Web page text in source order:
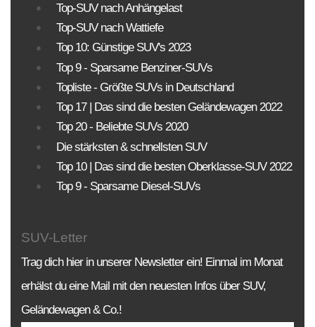
Top-SUV nach Anhängelast
Top-SUV nach Wattiefe
Top 10: Günstige SUV's 2023
Top 9 - Sparsame Benziner-SUVs
Topliste - Größte SUVs in Deutschland
Top 17 | Das sind die besten Geländewagen 2022
Top 20 - Beliebte SUVs 2020
Die stärksten & schnellsten SUV
Top 10 | Das sind die besten Oberklasse-SUV 2022
Top 9 - Sparsame Diesel-SUVs
SUV-Letter
Trag dich hier in unserer Newsletter ein! Einmal im Monat
erhälst du eine Mail mit den neuesten Infos über SUV,
Geländewagen & Co.!